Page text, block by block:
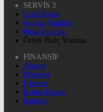
SERVİS 3
Canlı Borsa
Namaz Vakitleri
Puan Durumu
Örnek Burç Yorumu
FİNANSİF
Altınlar
Dövizler
Hisseler
Kripto Paralar
Pariteler